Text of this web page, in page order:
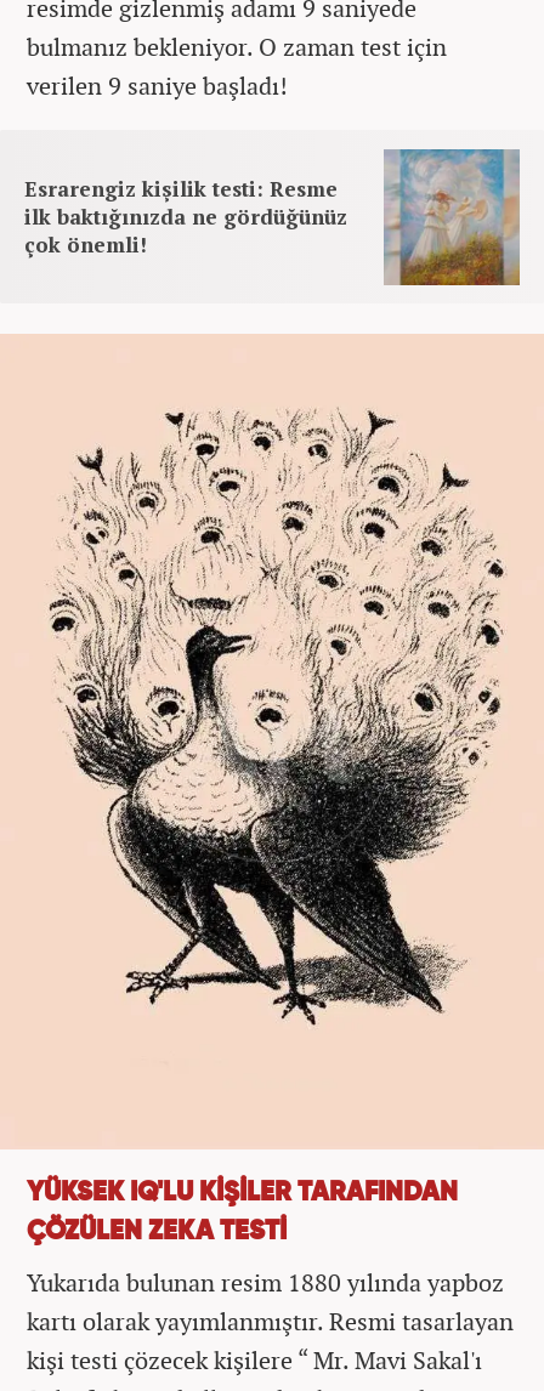
resimde gizlenmiş adamı 9 saniyede
bulmanız bekleniyor. O zaman test için
verilen 9 saniye başladı!
Esrarengiz kişilik testi: Resme
ilk baktığınızda ne gördüğünüz
çok önemli!
YÜKSEK IQ'LU KİŞİLER TARAFINDAN
ÇÖZÜLEN ZEKA TESTİ
Yukarıda bulunan resim 1880 yılında yapboz
kartı olarak yayımlanmıştır. Resmi tasarlayan
kişi testi çözecek kişilere “ Mr. Mavi Sakal'ı